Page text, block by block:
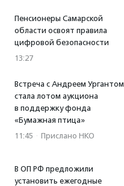
Пенсионеры Самарской
области освоят правила
цифровой безопасности
13:27
Встреча с Андреем Ургантом
стала лотом аукциона
в поддержку фонда
«Бумажная птица»
11:45 · Прислано НКО
В ОП РФ предложили
установить ежегодные